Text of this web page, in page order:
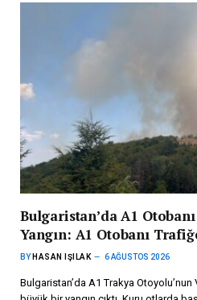
Bulgaristan’da A1
Yangın: A1 Otobanı
BY HASAN IŞILAK 6 AĞUSTOS 2026
Bulgaristan’da A1 Trakya Otoyolu’nun